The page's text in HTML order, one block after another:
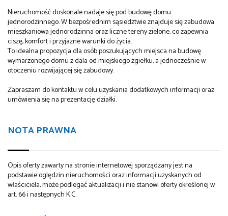
Nieruchomość doskonale nadaje się pod budowę domu
jednorodzinnego. W bezpośrednim sąsiedztwie znajduje się zabudowa
mieszkaniowa jednorodzinna oraz liczne tereny zielone, co zapewnia
ciszę, komfort i przyjazne warunki do życia.
To idealna propozycja dla osób poszukujących miejsca na budowę
wymarzonego domu z dala od miejskiego zgiełku, a jednocześnie w
otoczeniu rozwijającej się zabudowy.
Zapraszam do kontaktu w celu uzyskania dodatkowych informacji oraz
umówienia się na prezentację działki.
NOTA PRAWNA
Opis oferty zawarty na stronie internetowej sporządzany jest na
podstawie oględzin nieruchomości oraz informacji uzyskanych od
właściciela, może podlegać aktualizacji i nie stanowi oferty określonej w
art. 66 i następnych K.C.